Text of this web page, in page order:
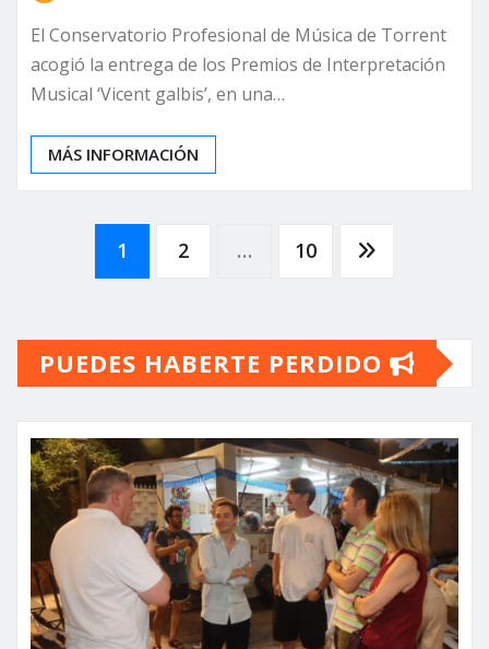
El Conservatorio Profesional de Música de Torrent
acogió la entrega de los Premios de Interpretación
Musical ‘Vicent galbis’, en una…
MÁS INFORMACIÓN
Paginación
entradas
1 2 … 10
PUEDES HABERTE PERDIDO